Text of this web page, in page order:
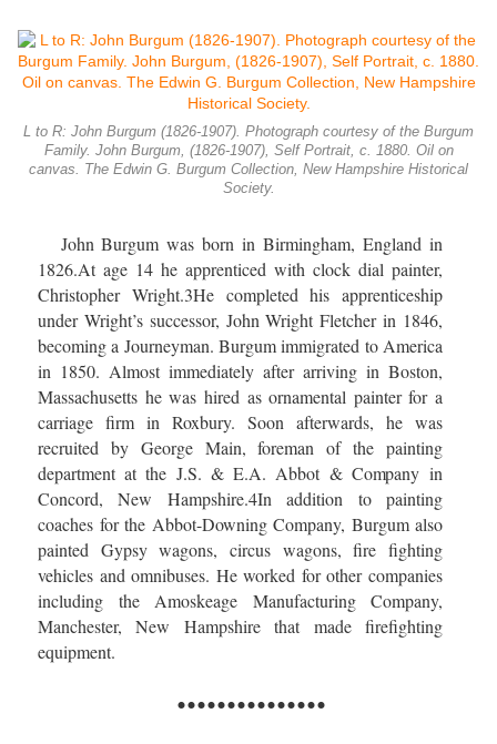
L to R: John Burgum (1826-1907). Photograph courtesy of the Burgum
Family. John Burgum, (1826-1907), Self Portrait, c. 1880. Oil on
canvas. The Edwin G. Burgum Collection, New Hampshire Historical
Society.
John Burgum was born in Birmingham, England in
1826.At age 14 he apprenticed with clock dial painter,
Christopher Wright.3He completed his apprenticeship
under Wright’s successor, John Wright Fletcher in 1846,
becoming a Journeyman. Burgum immigrated to America
in 1850. Almost immediately after arriving in Boston,
Massachusetts he was hired as ornamental painter for a
carriage firm in Roxbury. Soon afterwards, he was
recruited by George Main, foreman of the painting
department at the J.S. & E.A. Abbot & Companyin
Concord, New Hampshire.4In addition to painting
coaches for the Abbot-Downing Company, Burgum also
painted Gypsy wagons, circus wagons, fire fighting
vehicles and omnibuses. He worked for other companies
including the Amoskeage Manufacturing Company,
Manchester, New Hampshire that made firefighting
equipment.
...............